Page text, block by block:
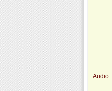
Audio